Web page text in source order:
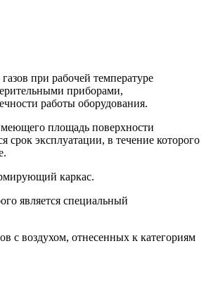
при рабочей температуре
приборами,
работы оборудования.
площадь поверхности
эксплуатации, в течение которого
каркас.
является специальный
с воздухом, отнесенных к категориям